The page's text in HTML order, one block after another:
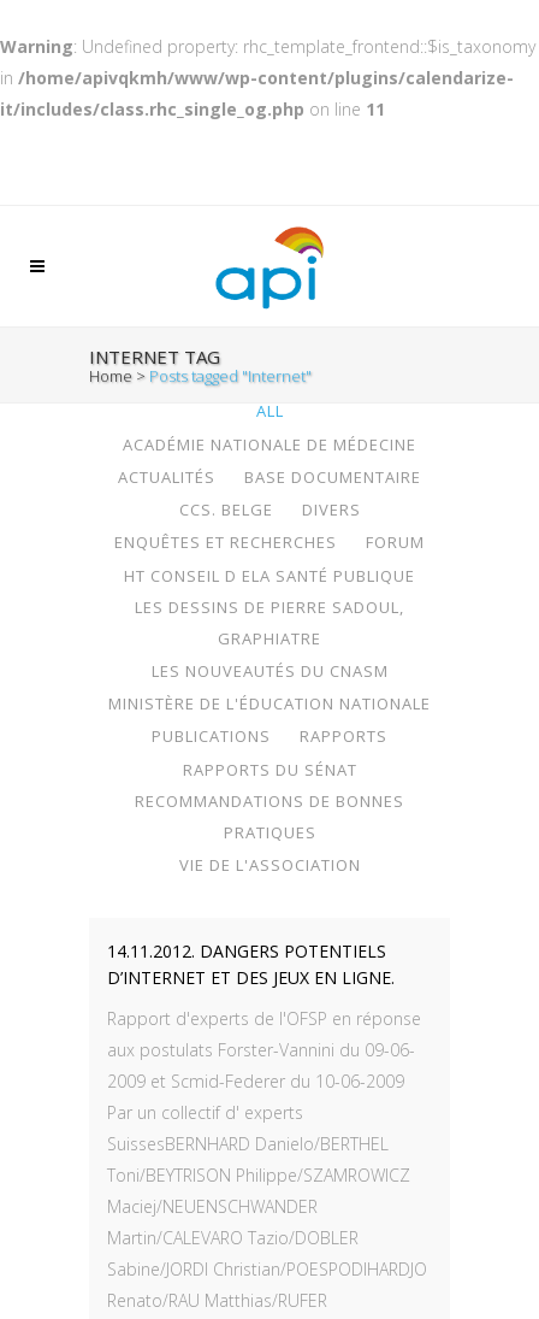
Warning: Undefined property: rhc_template_frontend::$is_taxonomy
in /home/apivqkmh/www/wp-content/plugins/calendarize-
it/includes/class.rhc_single_og.php on line 11
INTERNET TAG
Home > Posts tagged "Internet"
ALL
ACADÉMIE NATIONALE DE MÉDECINE
ACTUALITÉS
BASE DOCUMENTAIRE
CCS. BELGE
DIVERS
ENQUÊTES ET RECHERCHES
FORUM
HT CONSEIL D ELA SANTÉ PUBLIQUE
LES DESSINS DE PIERRE SADOUL,
GRAPHIATRE
LES NOUVEAUTÉS DU CNASM
MINISTÈRE DE L'ÉDUCATION NATIONALE
PUBLICATIONS
RAPPORTS
RAPPORTS DU SÉNAT
RECOMMANDATIONS DE BONNES
PRATIQUES
VIE DE L'ASSOCIATION
14.11.2012. DANGERS POTENTIELS
D’INTERNET ET DES JEUX EN LIGNE.
Rapport d'experts de l'OFSP en réponse
aux postulats Forster-Vannini du 09-06-
2009 et Scmid-Federer du 10-06-2009
Par un collectif d' experts
SuissesBERNHARD Danielo/BERTHEL
Toni/BEYTRISON Philippe/SZAMROWICZ
Maciej/NEUENSCHWANDER
Martin/CALEVARO Tazio/DOBLER
Sabine/JORDI Christian/POESPODIHARDJO
Renato/RAU Matthias/RUFER